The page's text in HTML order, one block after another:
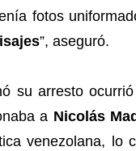
fotos
”, aseguró.
su arresto
a Nicolás
venezolana, lo